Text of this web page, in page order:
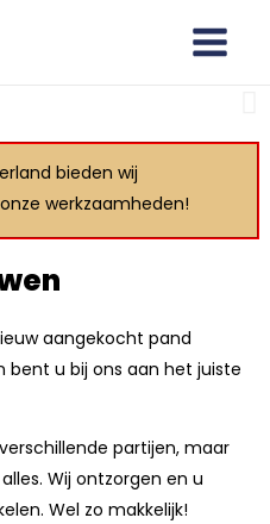
Main
Menu
bieden wij
werkzaamheden!
aangekocht pand
bent u bij ons aan het juiste
partijen, maar
Wij ontzorgen en u
Wel zo makkelijk!